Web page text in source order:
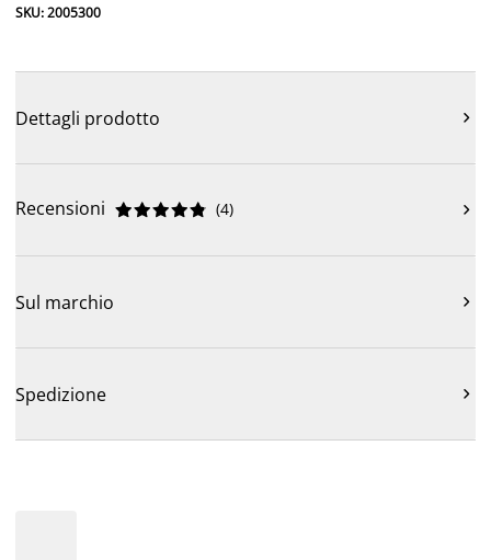
SKU: 2005300
Dettagli prodotto 
Recensioni 




 (4) 
Sul marchio 
Spedizione 